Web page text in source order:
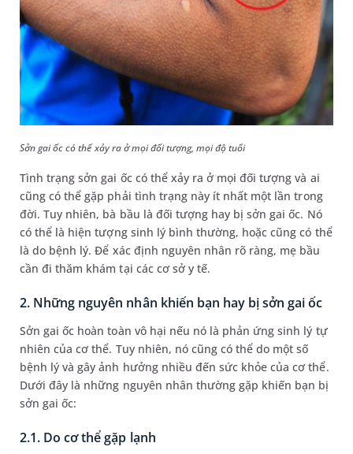
Sởn gai ốc có thể xảy ra ở mọi đối tượng, mọi độ tuổi
Tình trạng sởn gai ốc có thể xảy ra ở mọi đối tượng và ai
cũng có thể gặp phải tình trạng này ít nhất một lần trong
đời. Tuy nhiên, bà bầu là đối tượng hay bị sởn gai ốc. Nó
có thể là hiện tượng sinh lý bình thường, hoặc cũng có thể
là do bệnh lý. Để xác định nguyên nhân rõ ràng, mẹ bầu
cần đi thăm khám tại các cơ sở y tế.
2. Những nguyên nhân khiến bạn hay bị sởn gai ốc
Sởn gai ốc hoàn toàn vô hại nếu nó là phản ứng sinh lý tự
nhiên của cơ thể. Tuy nhiên, nó cũng có thể do một số
bệnh lý và gây ảnh hưởng nhiều đến sức khỏe của cơ thể.
Dưới đây là những nguyên nhân thường gặp khiến bạn bị
sởn gai ốc:
2.1. Do cơ thể gặp lạnh